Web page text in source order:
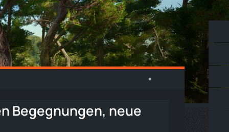
Begegnungen, neue